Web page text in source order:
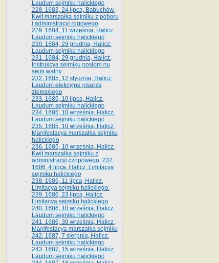
Laudum sejmiku halickiego
228. 1683, 24 lipca, Babuchów.
Kwit marszałka sejmiku z poboru
i administracyi rogowego
229. 1684, 11 września, Halicz.
Laudum sejmiku halickiego
230. 1684, 29 grudnia, Halicz.
Laudum sejmiku halickiego
231. 1684, 29 grudnia, Halicz.
Instrukcya sejmiku posłom nu
sejm walny
232. 1685, 12 stycznia, Halicz.
Laudum elekcyjne pisarza
ziemskiego
233. 1685, 10 lipca, Halicz.
Laudum sejmiku halickiego
234. 1685, 10 września, Halicz.
Laudum sejmiku halickiego
235. 1685, 10 września, Halicz.
Manifestacya marszałka sejmiku
halickiego
236. 1685, 10 września, Halicz.
Kwit marszałka sejmiku z
administracyi czopowego. 237.
1686, 4 lipca, Halicz. Limitacya
sejmiku halickiego
238. 1686, 11 lipca, Halicz.
Limitacya sejmiku halickiego.
239. 1686, 23 lipca, Halicz.
Limitacya sejmiku halickiego
240. 1686, 10 września, Halicz.
Laudum sejmiku halickiego
241. 1686, 30 września, Halicz.
Manifestacya marszałka sejmiku
242. 1687, 7 sierpnia, Halicz.
Laudum sejmiku halickiego
243. 1687, 15 września, Halicz.
Laudum sejmiku halickiego